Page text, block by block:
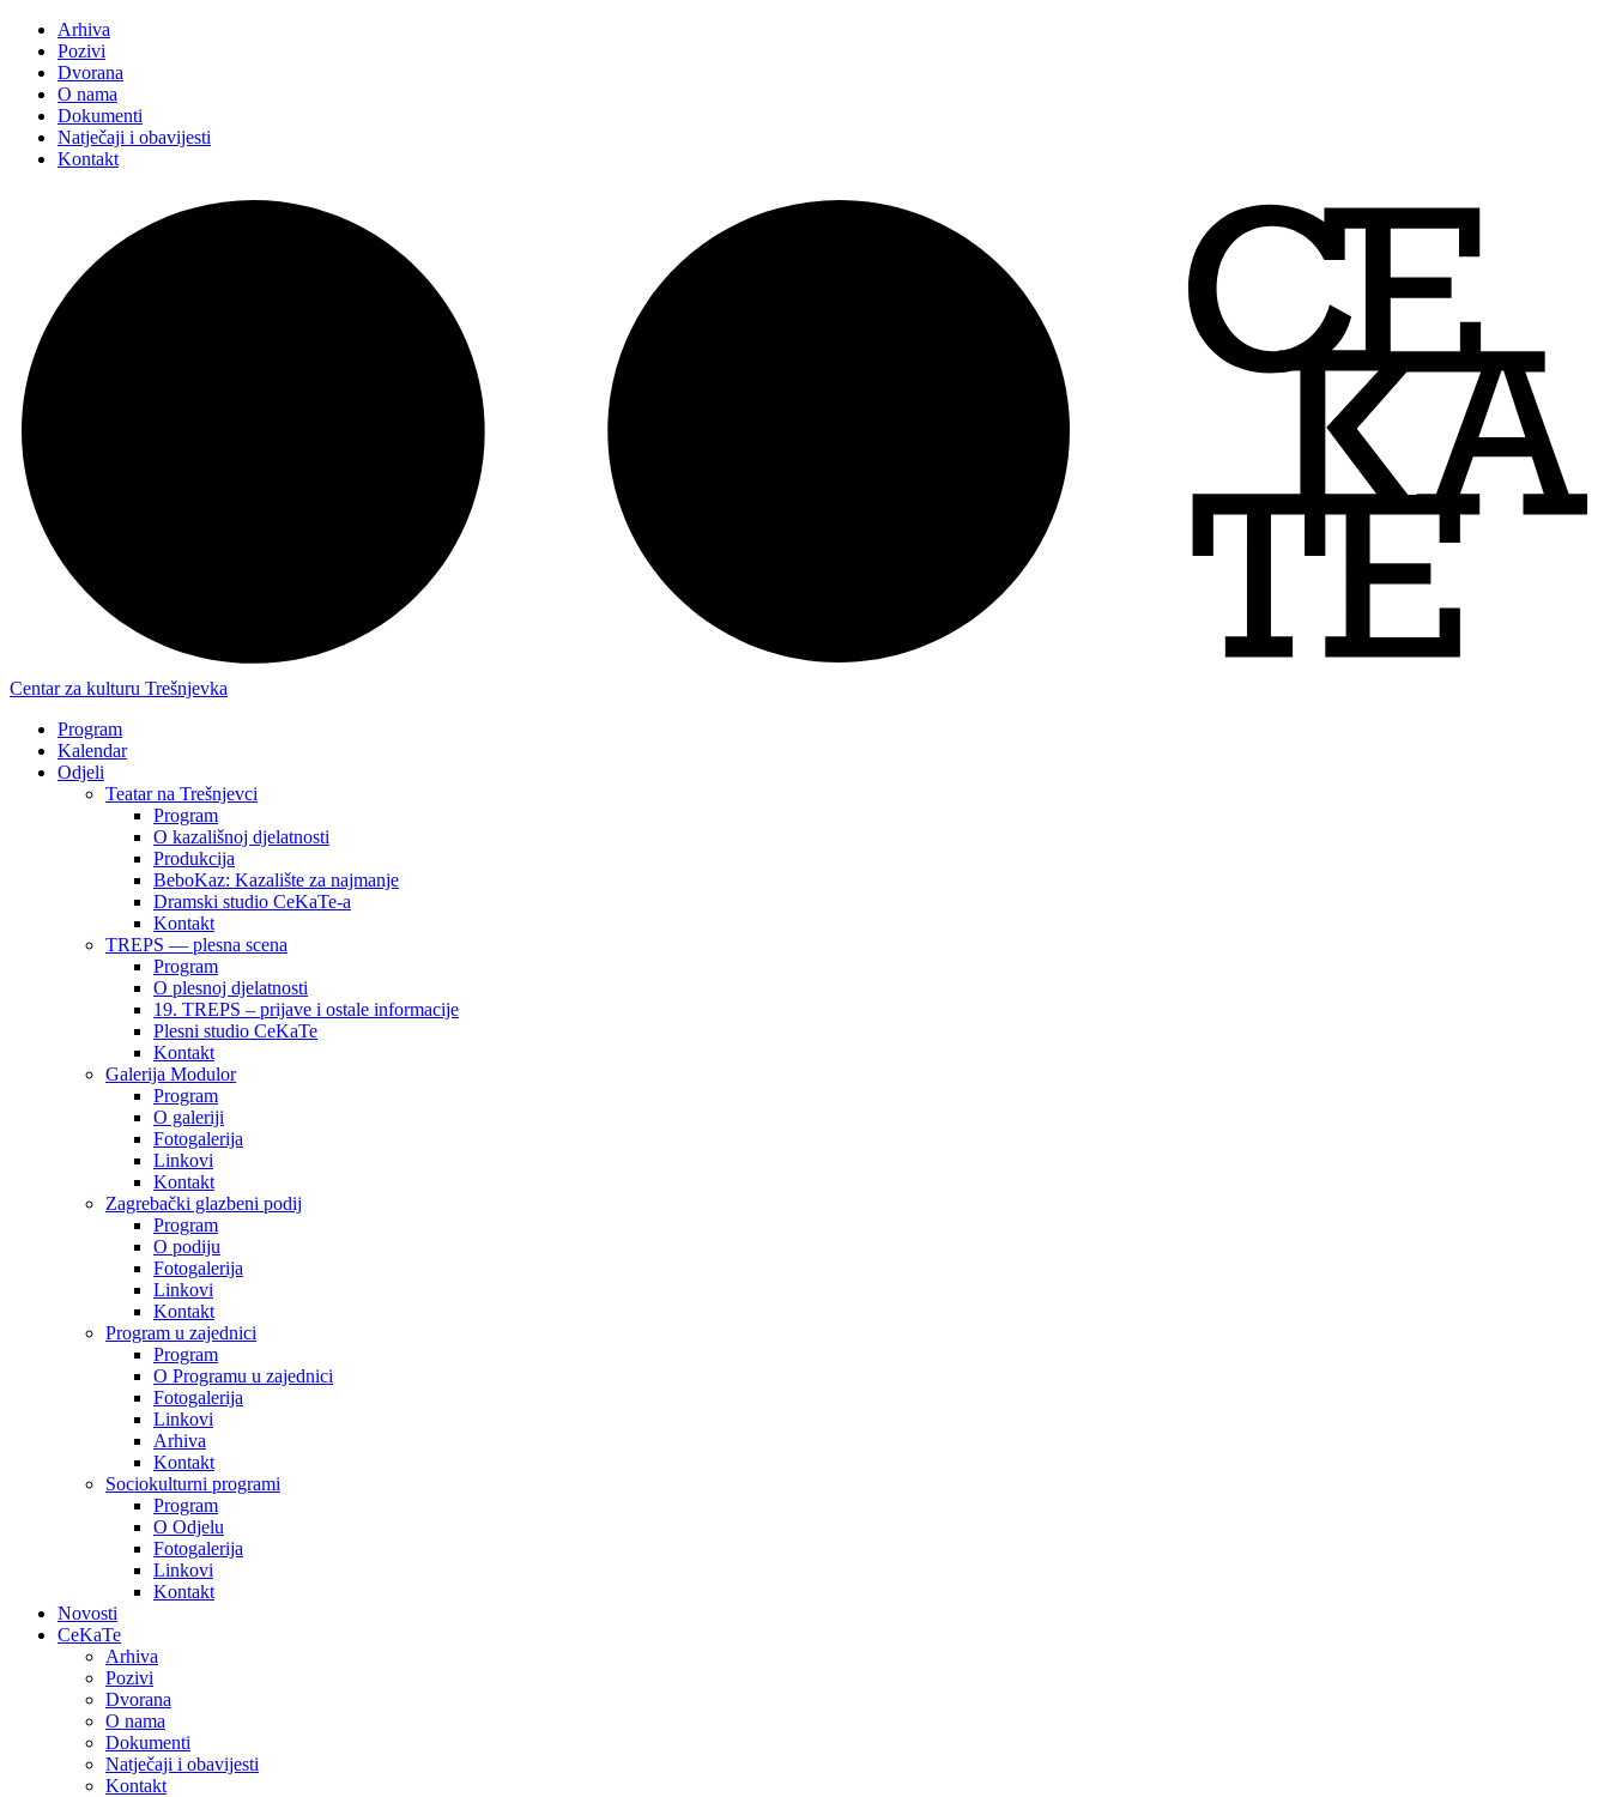
Arhiva
Pozivi
Dvorana
O nama
Dokumenti
Natječaji i obavijesti
Kontakt
Centar za kulturu Trešnjevka
Program
Kalendar
Odjeli
Teatar na Trešnjevci
Program
O kazališnoj djelatnosti
Produkcija
BeboKaz: Kazalište za najmanje
Dramski studio CeKaTe-a
Kontakt
TREPS — plesna scena
Program
O plesnoj djelatnosti
19. TREPS – prijave i ostale informacije
Plesni studio CeKaTe
Kontakt
Galerija Modulor
Program
O galeriji
Fotogalerija
Linkovi
Kontakt
Zagrebački glazbeni podij
Program
O podiju
Fotogalerija
Linkovi
Kontakt
Program u zajednici
Program
O Programu u zajednici
Fotogalerija
Linkovi
Arhiva
Kontakt
Sociokulturni programi
Program
O Odjelu
Fotogalerija
Linkovi
Kontakt
Novosti
CeKaTe
Arhiva
Pozivi
Dvorana
O nama
Dokumenti
Natječaji i obavijesti
Kontakt